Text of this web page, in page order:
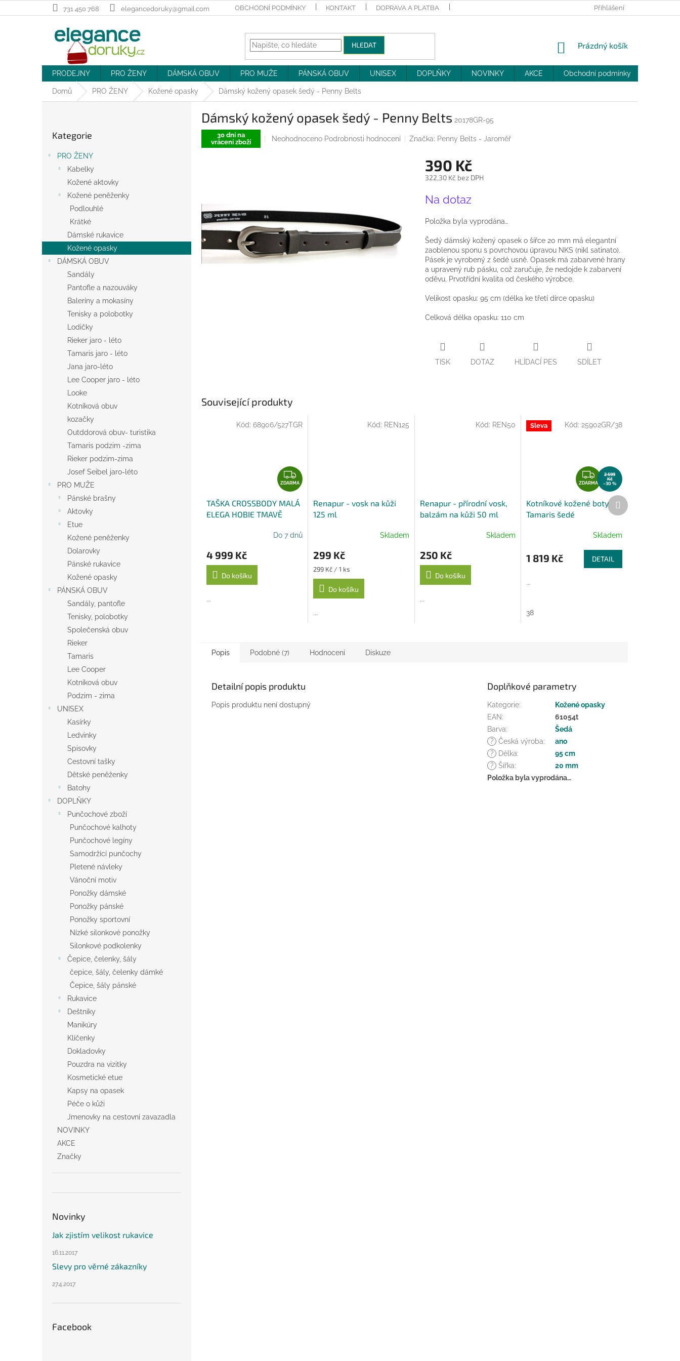
na
731 450 768 elegancedoruky@gmail.com OBCHODNÍ PODMÍNKY KONTAKT DOPRAVA A PLATBA MOJE OBJEDNÁVKA
Přihlášení
HLEDAT
NÁKUPNÍ
Prázdný košík
PRODEJNY PRO ŽENY DÁMSKÁ OBUV PRO MUŽE PÁNSKÁ OBUV UNISEX DOPLŇKY NOVINKY AKCE Obchodní podmínky
Domů PRO ŽENY Kožené opasky Dámský kožený opasek šedý - Penny Belts
e
l
kategorie
Kategorie
PRO ŽENY
Kabelky
Kožené aktovky
Kožené peněženky
Podlouhlé
Krátké
Dámské rukavice
Kožené opasky
DÁMSKÁ OBUV
Sandály
Pantofle a nazouváky
Baleríny a mokasíny
Tenisky a polobotky
Lodičky
Rieker jaro - léto
Tamaris jaro - léto
Jana jaro-léto
Lee Cooper jaro - léto
Looke
Kotníková obuv
kozačky
Outddorová obuv- turistika
Tamaris podzim -zima
Rieker podzim-zima
Josef Seibel jaro-léto
PRO MUŽE
Pánské brašny
Aktovky
Etue
Kožené peněženky
Dolarovky
Pánské rukavice
Kožené opasky
PÁNSKÁ OBUV
Sandály, pantofle
Tenisky, polobotky
Společenská obuv
Rieker
Tamaris
Lee Cooper
Kotníková obuv
Podzim - zima
UNISEX
Kasírky
Ledvinky
Spisovky
Cestovní tašky
Dětské peněženky
Batohy
DOPLŇKY
Punčochové zboží
Punčochové kalhoty
Punčochové legíny
Samodržící punčochy
Pletené návleky
Vánoční motiv
Ponožky dámské
Ponožky pánské
Ponožky sportovní
Nízké silonkové ponožky
Silonkové podkolenky
Čepice, čelenky, šály
čepice, šály, čelenky dámké
Čepice, šály pánské
Rukavice
Deštníky
Manikúry
Klíčenky
Dokladovky
Pouzdra na vizitky
Kosmetické etue
Kapsy na opasek
Péče o kůži
Jmenovky na cestovní zavazadla
NOVINKY
AKCE
Značky
Novinky
Jak zjistím velikost rukavice
16.11.2017
Slevy pro věrné zákazníky
27.4.2017
Facebook
Dámský kožený opasek šedý - Penny Belts 20178GR-95
30 dní na
vrácení zboží
Průměrné
Neohodnoceno Podrobnosti hodnocení Značka: Penny Belts - Jaroměř
390 Kč
322,30 Kč bez DPH
cena:
Na dotaz
Položka byla vyprodána…
Šedý dámský kožený opasek o šířce 20 mm má elegantní
zaoblenou sponu s povrchovou úpravou NKS (nikl satinato).
Pásek je vyrobený z šedé usně. Opasek má zabarvené hrany
a upravený rub pásku, což zaručuje, že nedojde k zabarvení
oděvu. Prvotřídní kvalita od českého výrobce.
Velikost opasku: 95 cm (délka ke třetí dírce opasku)
Celková délka opasku: 110 cm
TISK DOTAZ HLÍDACÍ PES SDÍLET
Související produkty
Z
D
A
R
A
ZDARMA
TAŠKA CROSSBODY MALÁ
ELEGA HOBIE TMAVĚ
Do 7 dnů
4 999 Kč
Do košíku
...
Kód: 68906/527TGR
Renapur - vosk na kůži
125 ml
Skladem
299 Kč
Měrná
cena:
299 Kč / 1 ks
Do košíku
...
Kód: REN125
Renapur - přírodní vosk,
balzám na kůži 50 ml
Skladem
250 Kč
Do košíku
...
Kód: REN50 Sleva
Z
D
A
R
A
ZDARMA
2 599
Kč
–30 %
Kotníkové kožené boty
Tamaris šedé
Skladem
1 819 Kč DETAIL
...
38
Kód: 25902GR/38
Další
produkt
Popis Podobné (7) Hodnocení Diskuze
Detailní popis produktu
Popis produktu není dostupný
Doplňkové parametry
Kategorie:
Kožené opasky
EAN:
61054t
Barva:
Šedá
?
Česká výroba:
ano
?
Délka:
95 cm
?
Šířka:
20 mm
Položka byla vyprodána…